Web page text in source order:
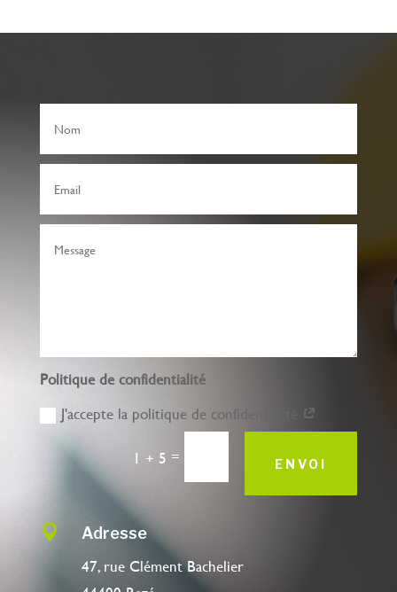
Politique de confidentialité
J'accepte la politique de confidentialité
1 + 5 = ENVOI
 Adresse
47, rue Clément Bachelier